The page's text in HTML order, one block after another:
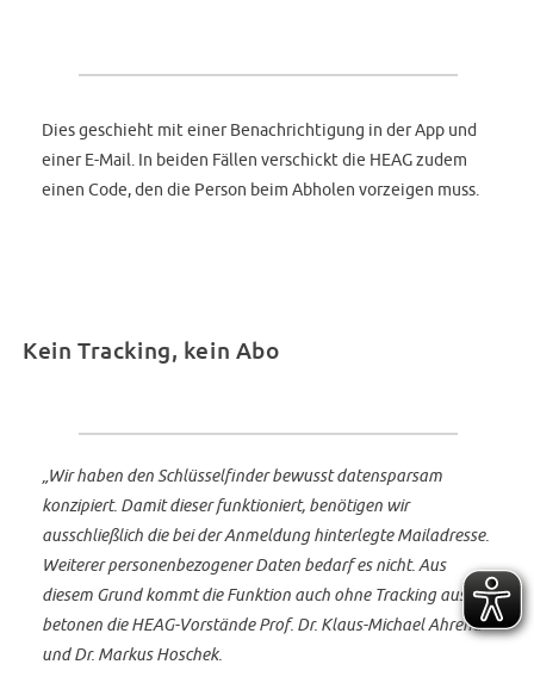
Dies geschieht mit einer Benachrichtigung in der App und
einer E-Mail. In beiden Fällen verschickt die HEAG zudem
einen Code, den die Person beim Abholen vorzeigen muss.
Kein Tracking, kein Abo
„Wir haben den Schlüsselfinder bewusst datensparsam
konzipiert. Damit dieser funktioniert, benötigen wir
ausschließlich die bei der Anmeldung hinterlegte Mailadresse.
Weiterer personenbezogener Daten bedarf es nicht. Aus
diesem Grund kommt die Funktion auch ohne Tracking aus“,
betonen die HEAG-Vorstände Prof. Dr. Klaus-Michael Ahrend
und Dr. Markus Hoschek.